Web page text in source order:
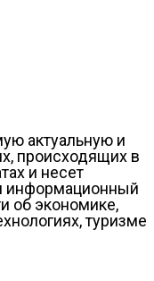
актуальную и
происходящих в
и несет
информационный
об экономике,
туризме